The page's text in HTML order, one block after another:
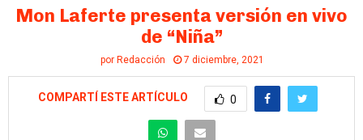
Mon Laferte presenta versión en vivo
de “Niña”
por Redacción 7 diciembre, 2021
COMPARTÍ ESTE ARTÍCULO 0